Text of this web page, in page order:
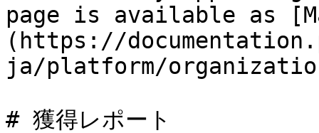
page is available as
(https://
ja/platform/
# 獲得レポート